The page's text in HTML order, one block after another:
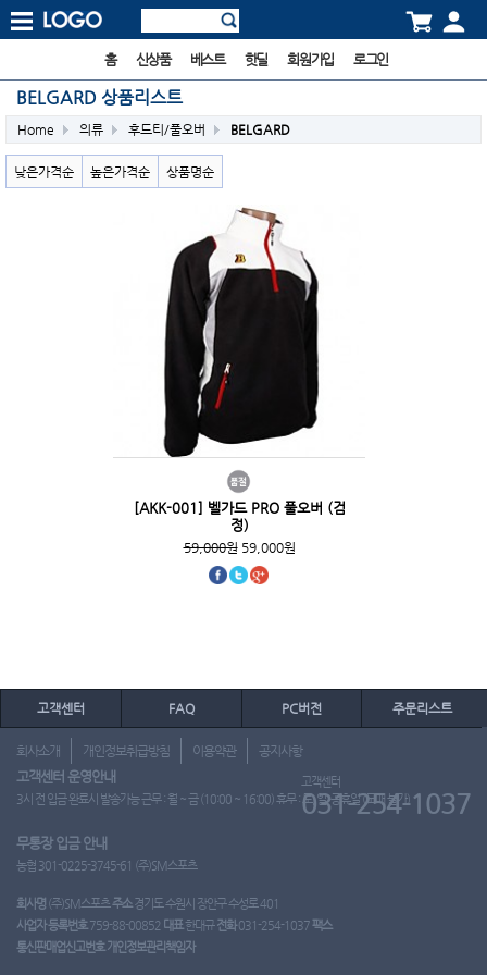
홈 신상품 베스트 핫딜 회원가입 로그인
BELGARD 상품리스트
Home 의류 후드티/풀오버 BELGARD
낮은가격순 높은가격순 상품명순
[AKK-001] 벨가드 PRO 풀오버 (검
정)
59,000원59,000원
고객센터 FAQ PC버전 주문리스트
회사소개 개인정보취급방침 이용약관 공지사항
고객센터 운영안내
3시 전 입금 완료시 발송가능 근무 : 월 ~ 금 (10:00 ~ 16:00) 휴무 : 토, 일, 공휴일 (도매 불가)
고객센터
031-254-1037
무통장 입금 안내
농협 301-0225-3745-61 (주)SM스포츠
회사명 (주)SM스포츠주소경기도 수원시 장안구 수성로 401
사업자 등록번호759-88-00852 대표한대규 전화031-254-1037팩스
통신판매업신고번호 개인정보관리책임자